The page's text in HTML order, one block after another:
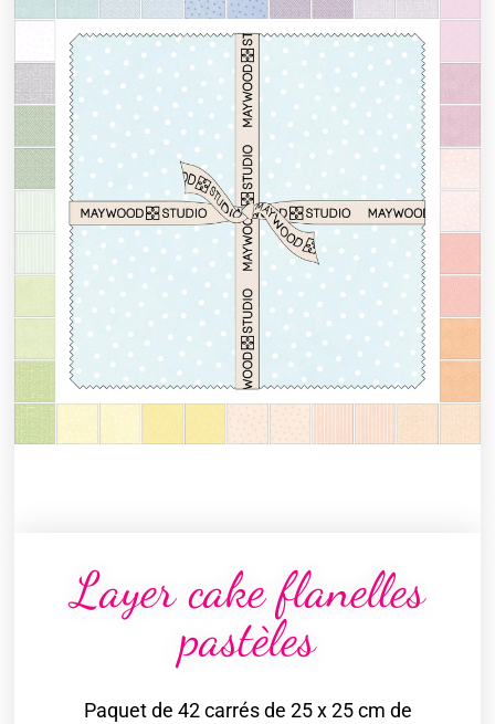
Layer cake flanelles
pastèles
Paquet de 42 carrés de 25 x 25 cm de